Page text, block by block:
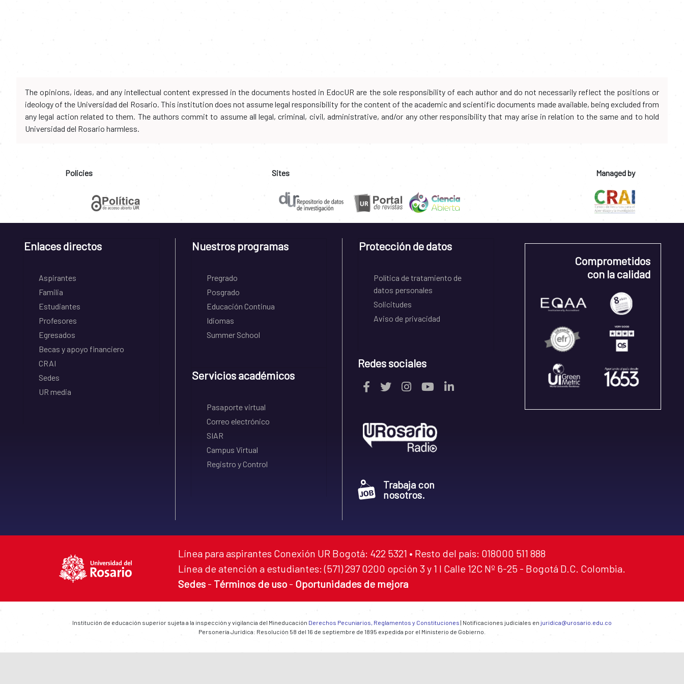
The opinions, ideas, and any intellectual content expressed in the documents hosted in EdocUR are the sole responsibility of each author and do not necessarily reflect the positions or
ideology of the Universidad del Rosario. This institution does not assume legal responsibility for the content of the academic and scientific documents made available, being excluded from
any legal action related to them. The authors commit to assume all legal, criminal, civil, administrative, and/or any other responsibility that may arise in relation to the same and to hold
Universidad del Rosario harmless.
Policies Sites Managed by
Enlaces directos
Aspirantes
Familia
Estudiantes
Profesores
Egresados
Becas y apoyo financiero
CRAI
Sedes
UR media
Nuestros programas
Pregrado
Posgrado
Educación Continua
Idiomas
Summer School
Servicios académicos
Pasaporte virtual
Correo electrónico
SIAR
Campus Virtual
Registro y Control
Protección de datos
Política de tratamiento de
datos personales
Solicitudes
Aviso de privacidad
Redes sociales
Trabaja con
nosotros.
Comprometidos
con la calidad
Línea para aspirantes Conexión UR Bogotá: 422 5321 • Resto del país: 018000 511 888
Línea de atención a estudiantes: (571) 297 0200 opción 3 y 1 I Calle 12C Nº 6-25 - Bogotá D.C. Colombia.
Sedes - Términos de uso - Oportunidades de mejora
Institución de educación superior sujeta a la inspección y vigilancia del Mineducación Derechos Pecuniarios, Reglamentos y Constituciones | Notificaciones judiciales en juridica@urosario.edu.co
Personería Jurídica: Resolución 58 del 16 de septiembre de 1895 expedida por el Ministerio de Gobierno.